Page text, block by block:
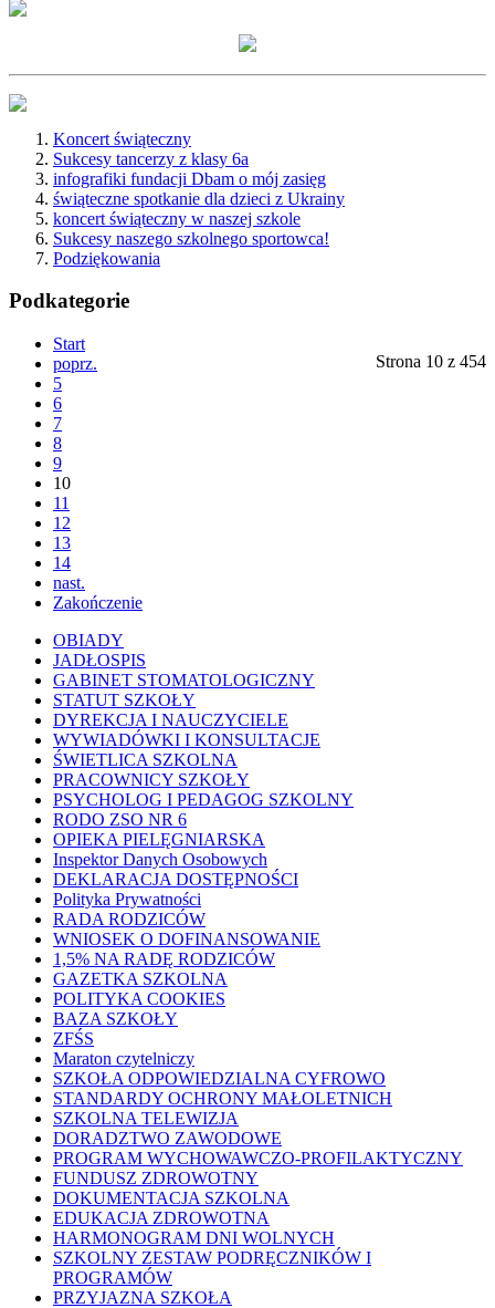
Koncert świąteczny
Sukcesy tancerzy z klasy 6a
infografiki fundacji Dbam o mój zasięg
świąteczne spotkanie dla dzieci z Ukrainy
koncert świąteczny w naszej szkole
Sukcesy naszego szkolnego sportowca!
Podziękowania
Podkategorie
Strona 10 z 454
Start
poprz.
5
6
7
8
9
10
11
12
13
14
nast.
Zakończenie
OBIADY
JADŁOSPIS
GABINET STOMATOLOGICZNY
STATUT SZKOŁY
DYREKCJA I NAUCZYCIELE
WYWIADÓWKI I KONSULTACJE
ŚWIETLICA SZKOLNA
PRACOWNICY SZKOŁY
PSYCHOLOG I PEDAGOG SZKOLNY
RODO ZSO NR 6
OPIEKA PIELĘGNIARSKA
Inspektor Danych Osobowych
DEKLARACJA DOSTĘPNOŚCI
Polityka Prywatności
RADA RODZICÓW
WNIOSEK O DOFINANSOWANIE
1,5% NA RADĘ RODZICÓW
GAZETKA SZKOLNA
POLITYKA COOKIES
BAZA SZKOŁY
ZFŚS
Maraton czytelniczy
SZKOŁA ODPOWIEDZIALNA CYFROWO
STANDARDY OCHRONY MAŁOLETNICH
SZKOLNA TELEWIZJA
DORADZTWO ZAWODOWE
PROGRAM WYCHOWAWCZO-PROFILAKTYCZNY
FUNDUSZ ZDROWOTNY
DOKUMENTACJA SZKOLNA
EDUKACJA ZDROWOTNA
HARMONOGRAM DNI WOLNYCH
SZKOLNY ZESTAW PODRĘCZNIKÓW I
PROGRAMÓW
PRZYJAZNA SZKOŁA